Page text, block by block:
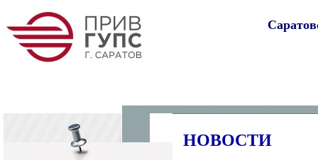
НОВОСТИ